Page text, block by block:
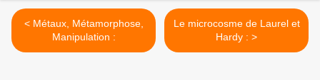
< Métaux, Métamorphose,
Manipulation :
Le microcosme de Laurel et
Hardy : >